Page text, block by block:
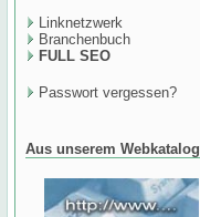
Linknetzwerk
Branchenbuch
FULL SEO
Passwort vergessen?
Aus unserem Webkatalog